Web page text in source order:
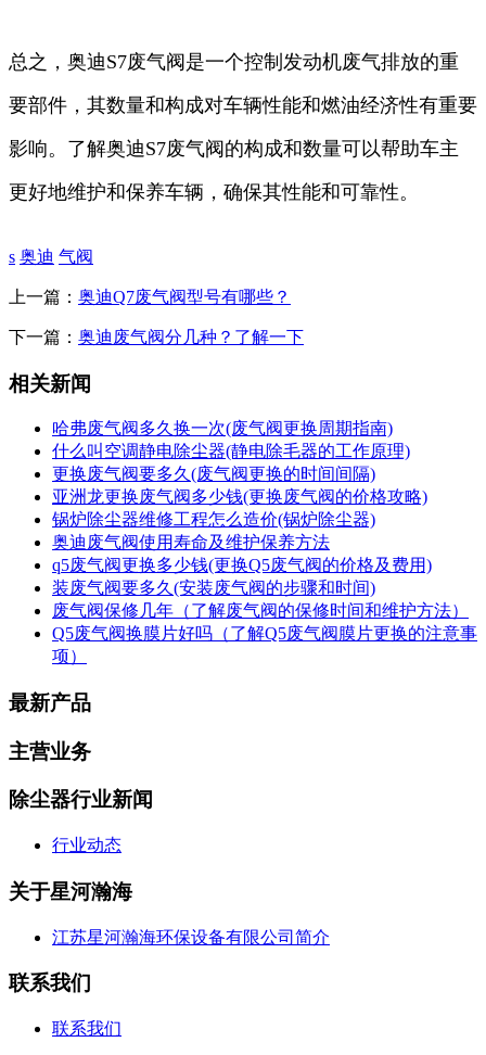
总之，奥迪S7废气阀是一个控制发动机废气排放的重
要部件，其数量和构成对车辆性能和燃油经济性有重要
影响。了解奥迪S7废气阀的构成和数量可以帮助车主
更好地维护和保养车辆，确保其性能和可靠性。
s 奥迪 气阀
上一篇： 奥迪Q7废气阀型号有哪些？
下一篇： 奥迪废气阀分几种？了解一下
相关新闻
哈弗废气阀多久换一次(废气阀更换周期指南)
什么叫空调静电除尘器(静电除毛器的工作原理)
更换废气阀要多久(废气阀更换的时间间隔)
亚洲龙更换废气阀多少钱(更换废气阀的价格攻略)
锅炉除尘器维修工程怎么造价(锅炉除尘器)
奥迪废气阀使用寿命及维护保养方法
q5废气阀更换多少钱(更换Q5废气阀的价格及费用)
装废气阀要多久(安装废气阀的步骤和时间)
废气阀保修几年（了解废气阀的保修时间和维护方法）
Q5废气阀换膜片好吗（了解Q5废气阀膜片更换的注意事
项）
最新产品
主营业务
除尘器行业新闻
行业动态
关于星河瀚海
江苏星河瀚海环保设备有限公司简介
联系我们
联系我们